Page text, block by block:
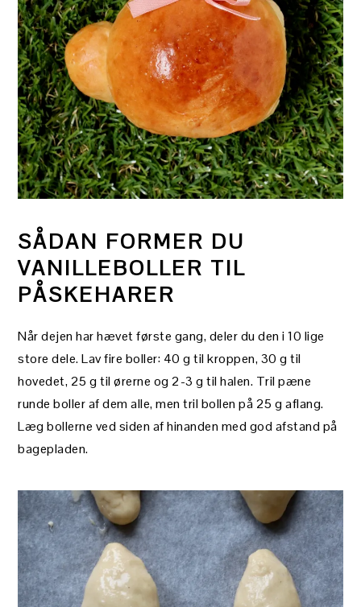
SÅDAN FORMER DU
VANILLEBOLLER TIL
PÅSKEHARER
Når dejen har hævet første gang, deler du den i 10 lige
store dele. Lav fire boller: 40 g til kroppen, 30 g til
hovedet, 25 g til ørerne og 2-3 g til halen. Tril pæne
runde boller af dem alle, men tril bollen på 25 g aflang.
Læg bollerne ved siden af hinanden med god afstand på
bagepladen.